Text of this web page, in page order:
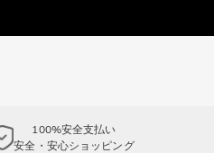
100%安全支払い
安全・安心ショッピング